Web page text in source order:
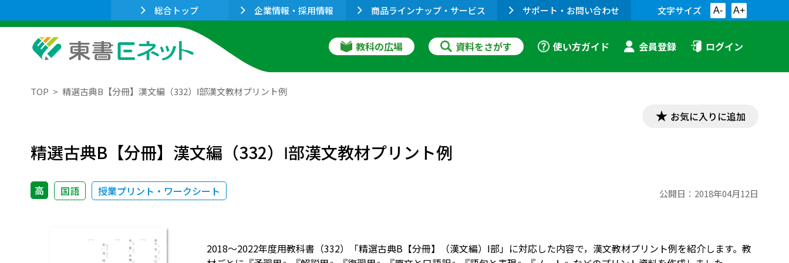
総合トップ 企業情報・採用情報 商品ラインナップ・サービス サポート・お問い合わせ 文字サイズ A- A+
教科の広場 資料をさがす 使い方ガイド 会員登録 ログイン
TOP 精選古典B【分冊】漢文編（332）Ⅰ部漢文教材プリント例
お気に入りに追加
精選古典B【分冊】漢文編（332）Ⅰ部漢文教材プリント例
高 国語 授業プリント・ワークシート 公開日： 2018年04月12日
2018～2022年度用教科書（332）「精選古典B【分冊】（漢文編）Ⅰ部」に対応した内容で，漢文教材プリント例を紹介します。教